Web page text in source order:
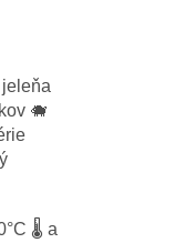
🐗
🌡️ a